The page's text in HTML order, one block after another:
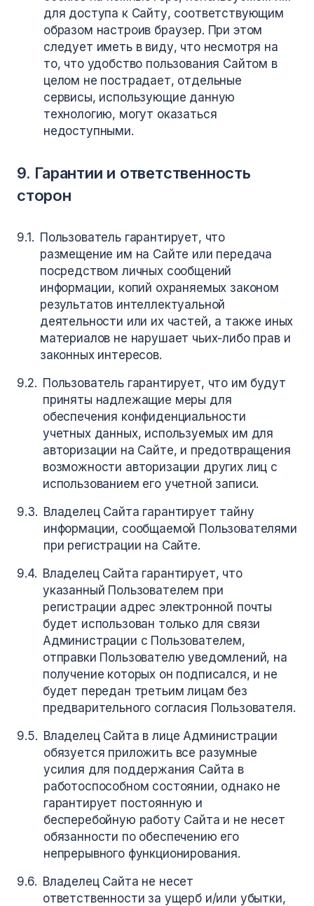
для доступа к Сайту, соответствующим
образом настроив браузер. При этом
следует иметь в виду, что несмотря на
то, что удобство пользования Сайтом в
целом не пострадает, отдельные
сервисы, использующие данную
технологию, могут оказаться
недоступными.
9. Гарантии и ответственность
сторон
Пользователь гарантирует, что
размещение им на Сайте или передача
посредством личных сообщений
информации, копий охраняемых законом
результатов интеллектуальной
деятельности или их частей, а также иных
материалов не нарушает чьих-либо прав и
законных интересов.
Пользователь гарантирует, что им будут
приняты надлежащие меры для
обеспечения конфиденциальности
учетных данных, используемых им для
авторизации на Сайте, и предотвращения
возможности авторизации других лиц с
использованием его учетной записи.
Владелец Сайта гарантирует тайну
информации, сообщаемой Пользователями
при регистрации на Сайте.
Владелец Сайта гарантирует, что
указанный Пользователем при
регистрации адрес электронной почты
будет использован только для связи
Администрации с Пользователем,
отправки Пользователю уведомлений, на
получение которых он подписался, и не
будет передан третьим лицам без
предварительного согласия Пользователя.
Владелец Сайта в лице Администрации
обязуется приложить все разумные
усилия для поддержания Сайта в
работоспособном состоянии, однако не
гарантирует постоянную и
бесперебойную работу Сайта и не несет
обязанности по обеспечению его
непрерывного функционирования.
Владелец Сайта не несет
ответственности за ущерб и/или убытки,